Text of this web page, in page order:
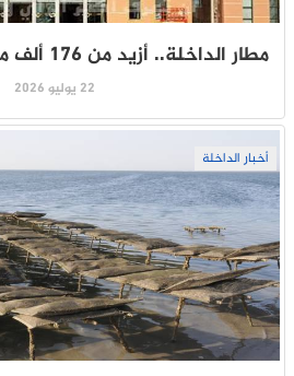
مطار الداخلة.. أزيد من 176 ألف مسافر عند متم يونيو
22 يوليو 2026
أخبار الداخلة